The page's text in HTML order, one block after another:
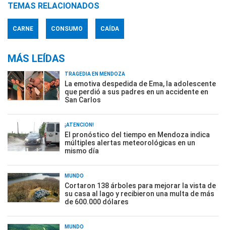
TEMAS RELACIONADOS
CARNE CONSUMO CAÍDA
MÁS LEÍDAS
TRAGEDIA EN MENDOZA
La emotiva despedida de Ema, la adolescente
que perdió a sus padres en un accidente en
San Carlos
¡ATENCIÓN!
El pronóstico del tiempo en Mendoza indica
múltiples alertas meteorológicas en un
mismo día
MUNDO
Cortaron 138 árboles para mejorar la vista de
su casa al lago y recibieron una multa de más
de 600.000 dólares
MUNDO